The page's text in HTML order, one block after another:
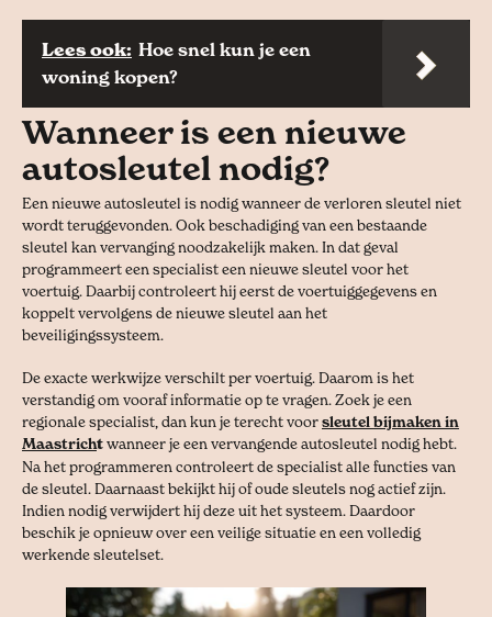
Lees ook: Hoe snel kun je een
woning kopen?
Wanneer is een nieuwe
autosleutel nodig?
Een nieuwe autosleutel is nodig wanneer de verloren sleutel niet
wordt teruggevonden. Ook beschadiging van een bestaande
sleutel kan vervanging noodzakelijk maken. In dat geval
programmeert een specialist een nieuwe sleutel voor het
voertuig. Daarbij controleert hij eerst de voertuiggegevens en
koppelt vervolgens de nieuwe sleutel aan het
beveiligingssysteem.
De exacte werkwijze verschilt per voertuig. Daarom is het
verstandig om vooraf informatie op te vragen. Zoek je een
regionale specialist, dan kun je terecht voorsleutel bijmaken in
Maastrichtwanneer je een vervangende autosleutel nodig hebt.
Na het programmeren controleert de specialist alle functies van
de sleutel. Daarnaast bekijkt hij of oude sleutels nog actief zijn.
Indien nodig verwijdert hij deze uit het systeem. Daardoor
beschik je opnieuw over een veilige situatie en een volledig
werkende sleutelset.